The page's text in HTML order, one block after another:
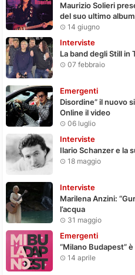
Maurizio Solieri
del suo ultimo
14 giugno
Interviste
La band degli Still in
07 febbraio
Emergenti
Disordine” il nuovo
Online il video
06 luglio
Interviste
Ilario Schanzer e la
18 maggio
Interviste
Marilena Anzini:
l’acqua
31 maggio
Emergenti
“Milano Budapest”
14 aprile